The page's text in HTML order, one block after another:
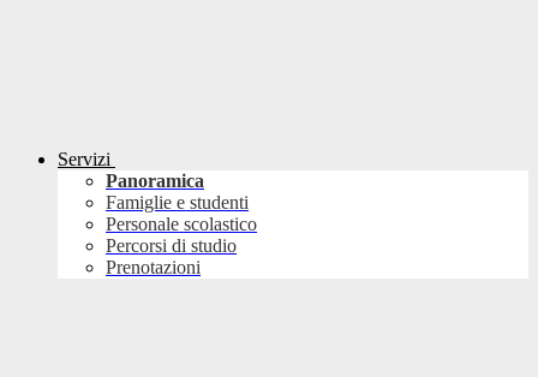
Servizi
Panoramica
Famiglie e studenti
Personale scolastico
Percorsi di studio
Prenotazioni